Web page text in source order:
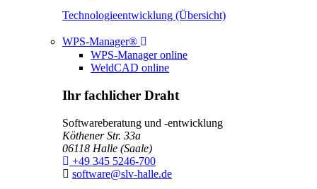
Technologieentwicklung (Übersicht)
WPS-Manager® Toggle Dropdown
WPS-Manager online
WeldCAD online
Ihr fachlicher Draht
Softwareberatung und -entwicklung
Köthener Str. 33a
06118 Halle (Saale)
Telefon:
+49 345 5246-700
E-Mail:
software@slv-halle.de